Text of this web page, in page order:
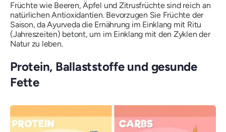
Früchte wie Beeren, Äpfel und Zitrusfrüchte sind reich an
natürlichen Antioxidantien. Bevorzugen Sie Früchte der
Saison, da Ayurveda die Ernährung im Einklang mit Ritu
(Jahreszeiten) betont, um im Einklang mit den Zyklen der
Natur zu leben.
Protein, Ballaststoffe und gesunde
Fette